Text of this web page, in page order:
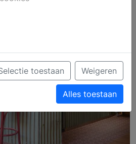
toestaan Weigeren
Alles toestaan